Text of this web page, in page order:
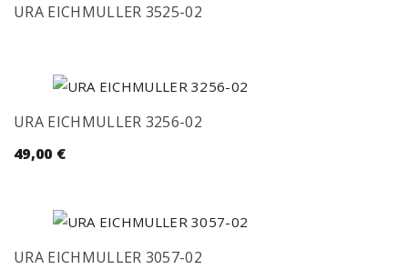
URA EICHMULLER 3525-02
URA EICHMULLER 3256-02
49,00 €
URA EICHMULLER 3057-02